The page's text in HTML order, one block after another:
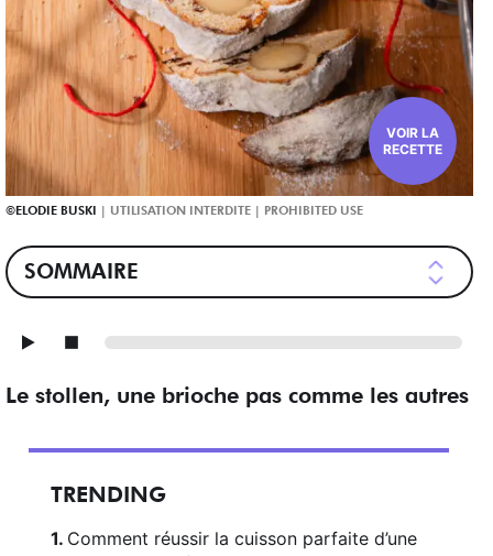
VOIR LA
RECETTE
ELODIE BUSKI
SOMMAIRE
Le stollen, une brioche pas comme les autres
TRENDING
Comment réussir la cuisson parfaite d’une